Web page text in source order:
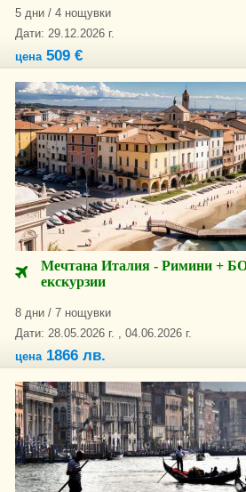
5 дни / 4 нощувки
Дати: 29.12.2026 г.
цена509 €
Мечтана Италия - Римини +
екскурзии
8 дни / 7 нощувки
Дати: 28.05.2026 г. , 04.06.2026 г.
цена1866 лв.